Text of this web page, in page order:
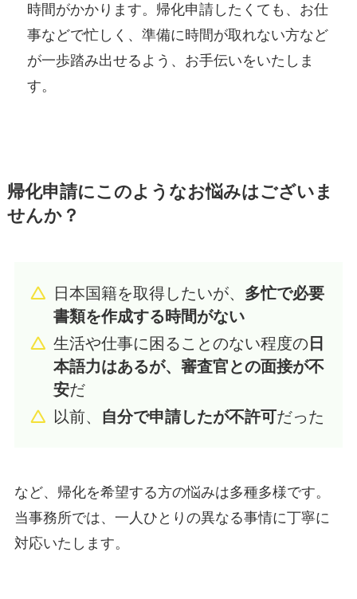
時間がかかります。帰化申請したくても、お仕
事などで忙しく、準備に時間が取れない方など
が一歩踏み出せるよう、お手伝いをいたしま
す。
帰化申請にこのようなお悩みはございま
せんか？
日本国籍を取得したいが、 多忙で必要
書類を作成する時間がない
生活や仕事に困ることのない程度の 日
本語力はあるが、審査官との面接が不
安だ
以前、 自分で申請したが不許可だった
など、帰化を希望する方の悩みは多種多様です。
当事務所では、一人ひとりの異なる事情に丁寧に
対応いたします。